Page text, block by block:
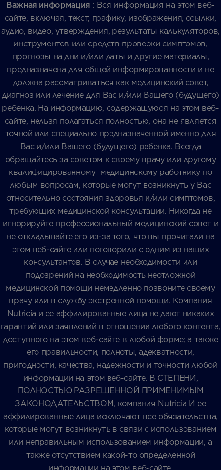
Важная информация : Вся информация на этом веб-
сайте, включая, текст, графику, изображения, ссылки,
аудио, видео, утверждения, результаты калькуляторов,
инструментов или средств проверки симптомов,
прогнозы на дни и/или даты и другие материалы,
предназначена для общей информированности и не
должна рассматриваться как медицинский совет,
диагноз или лечение для Вас и/или Вашего (будущего)
ребенка. На информацию, содержащуюся на этом веб-
сайте, нельзя полагаться полностью, она не является
точной или специально предназначенной именно для
Вас и/или Вашего (будущего) ребенка. Всегда
обращайтесь за советом к своему врачу или другому
квалифицированному медицинскому работнику по
любым вопросам, которые могут возникнуть у Вас
относительно состояния здоровья и/или симптомов,
требующих медицинской консультации. Никогда не
игнорируйте профессиональный медицинский совет и
не откладывайте его из-за того, что вы прочитали на
этом веб-сайте или поговорили с одним из наших
консультантов. В случае необходимости или
подозрений на необходимость неотложной
медицинской помощи немедленно позвоните своему
врачу или в службу экстренной помощи. Компания
Nutricia и ее аффилированные лица не дают никаких
гарантий или заявлений в отношении любого контента,
доступного на этом веб-сайте в любой форме; а также
его правильности, полноты, адекватности,
пригодности, качества, надежности и точности любой
информации на этом веб-сайте. В СТЕПЕНИ,
ПОЛНОСТЬЮ РАЗРЕШЕННОЙ ПРИМЕНИМЫМ
ЗАКОНОДАТЕЛЬСТВОМ, компания Nutricia И ее
аффилированные лица исключают все обязательства,
которые могут возникнуть в связи с использованием
или неправильным использованием информации, а
также отсутствием какой-то определенной
информации на этом веб-сайте.